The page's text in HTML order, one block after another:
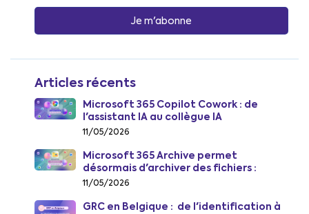
Articles récents
Microsoft 365 Copilot Cowork : de
l'assistant IA au collègue IA
11/05/2026
Microsoft 365 Archive permet
désormais d'archiver des fichiers :
comment réduire les coûts de
11/05/2026
GRC en Belgique : de l'identification à